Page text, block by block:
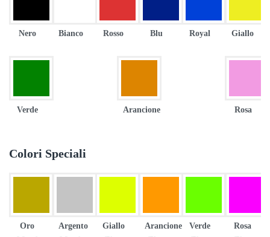
Nero Bianco Rosso Blu Royal Giallo
Verde Arancione Rosa
Colori Speciali
Oro
Argento
Giallo
Arancione
Verde
Rosa